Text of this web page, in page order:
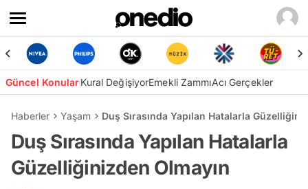
Güncel KonularKural DeğişiyorEmekli ZammıAcı Gerçekler
Haberler Yaşam Duş Sırasında Yapılan Hatalarla
Duş Sırasında Yapılan Hatalarla
Güzelliğinizden Olmayın